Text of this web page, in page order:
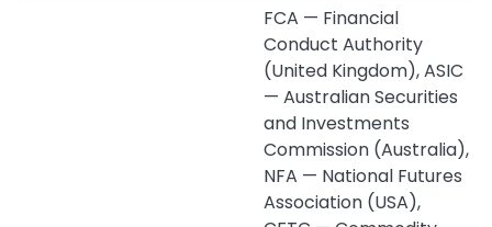
FCA — Financial
Conduct Authority
(United Kingdom), ASIC
— Australian Securities
and Investments
Commission (Australia),
NFA — National Futures
Association (USA),